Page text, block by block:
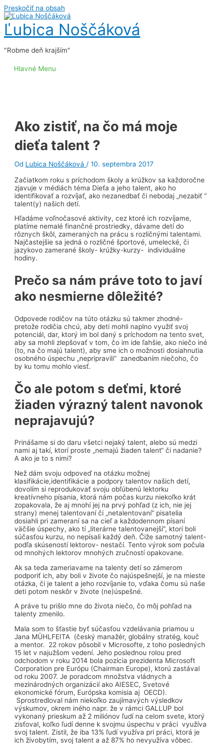
Preskočiť na obsah
Ľubica Noščáková
"Robme deň krajším"
Hlavné Menu
Ako zistiť, na čo má moje
dieťa talent ?
Od Lubica Noščáková /10. septembra 2017
Začiatkom roku s príchodom školy a krúžkov sa každoročne
zjavuje v médiách téma Dieťa a jeho talent, ako ho
identifikovať a rozvíjať, ako nezanedbať či nebodaj „nezabiť “
talent(y) našich detí.
Hľadáme voľnočasové aktivity, cez ktoré ich rozvíjame,
platíme nemalé finančné prostriedky, dávame detí do
rôznych škôl, zameraných na prácu s rozličnými talentami.
Najčastejšie sa jedná o rozličné športové, umelecké, či
jazykovo zamerané školy- krúžky-kurzy- individuálne
hodiny.
Prečo sa nám práve toto to javí
ako nesmierne dôležité?
Odpovede rodičov na túto otázku sú takmer zhodné-
pretože rodičia chcú, aby deti mohli naplno využiť svoj
potenciál, dar, ktorý im bol daný s príchodom na tento svet,
aby sa mohli zlepšovať v tom, čo im ide ľahšie, ako niečo iné
(to, na čo majú talent), aby sme ich o možnosti dosiahnutia
osobného úspechu „nepripravili“ zanedbaním niečoho, čo
by ku tomu mohlo viesť.
Čo ale potom s deťmi, ktoré
žiaden výrazný talent navonok
neprajavujú?
Prinášame si do daru všetci nejaký talent, alebo sú medzi
nami aj takí, ktorí proste „nemajú žiaden talent“ či nadanie?
A ako je to s nimi?
Než dám svoju odpoveď na otázku možnej
klasifikácie,identifikácie a podpory talentov našich detí,
dovolím si reprodukovať svoju obľúbenú lektorku
kreatívneho písania, ktorá nám počas kurzu niekoľko krát
zopakovala, že aj mnohí jej na prvý pohľad (z ich, nie jej
strany) menej talentovaní či „netalentovaní“ pisatelia
dosiahli pri zameraní sa na cieľ a každodennom písaní
väčšie úspechy, ako tí „literárne talentovanejší“, ktorí boli
súčasťou kurzu, no nepísali každý deň. Čiže samotný talent-
podľa skúseností lektorov- nestačí. Tento výrok som počula
od mnohých lektorov mnohých zručností opakovane.
Ak sa teda zameriavame na talenty detí so zámerom
podporiť ich, aby boli v živote čo najúspešnejší, je na mieste
otázka, či je talent a jeho rozvíjanie to, vďaka čomu sú naše
deti potom neskôr v živote (ne)úspešné.
A práve tu prišlo mne do života niečo, čo môj pohľad na
talenty zmenilo.
Mala som to šťastie byť súčasťou vzdelávania priamou u
Jana MÜHLFEITA (český manažér, globálny stratég, kouč
a mentor. 22 rokov pôsobil v Microsofte, z toho posledných
15 let v najužšom vedení. Jeho poslednou rolou pred
odchodom v roku 2014 bola pozícia prezidenta Microsoft
Corporation pre Európu (Chairman Europe), ktorú zastával
od roku 2007. Je poradcom množstva vládnych a
mezinárodných organizácií ako AIESEC, Svetové
ekonomické fórum, Európska komisia aj OECD).
Sprostredloval nám niekoľko zaujímavých výsledkov
výskumov, okrem iného napr. že v rámci GALLUP bol
vykonaný prieskum až 2 miliónov ľudí na celom svete, ktorý
zisťoval, koľko ľudí denne k svojmu úspechu v práci využíva
svoj talent. Zistil, že iba 13% ľudí využíva pri práci, ktorá je
ich živobytím, svoj talent a až 87% ho nevyužíva vôbec.